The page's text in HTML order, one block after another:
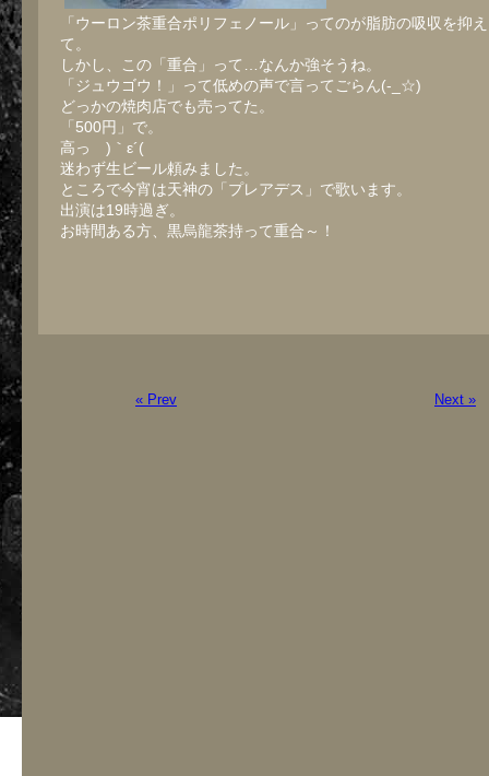
「ウーロン茶重合ポリフェノール」ってのが脂肪の吸収を抑
て。
しかし、この「重合」って…なんか強そうね。
「ジュウゴウ！」って低めの声で言ってごらん(-_☆)
どっかの焼肉店でも売ってた。
「500円」で。
高っ )｀ε´(
迷わず生ビール頼みました。
ところで今宵は天神の「プレアデス」で歌います。
出演は19時過ぎ。
お時間ある方、黒烏龍茶持って重合～！
« Prev Next »